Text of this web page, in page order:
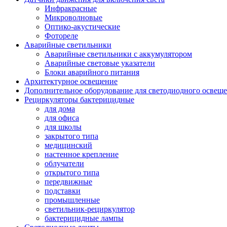
Инфракрасные
Микроволновые
Оптико-акустические
Фотореле
Аварийные светильники
Аварийные светильники с аккумулятором
Аварийные световые указатели
Блоки аварийного питания
Архитектурное освещение
Дополнительное оборудование для светодиодного
Рециркуляторы бактерицидные
для дома
для офиса
для школы
закрытого типа
медицинский
настенное крепление
облучатели
открытого типа
передвижные
подставки
промышленные
светильник-рециркулятор
бактерицидные лампы